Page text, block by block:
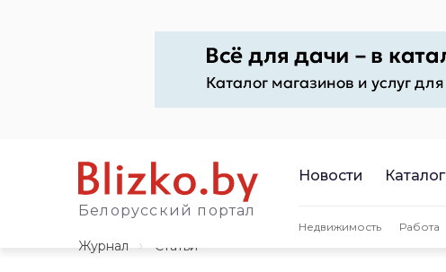
Белорусский портал
Новости Каталог
Недвижимость Работа
Журнал
Статьи